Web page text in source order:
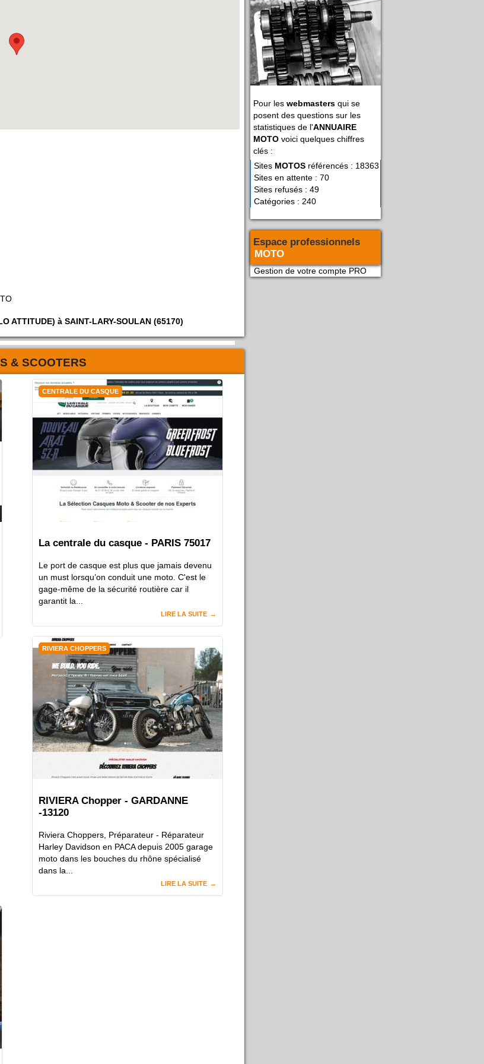
Pour les webmasters qui se
posent des questions sur les
statistiques de l'ANNUAIRE
MOTO voici quelques chiffres
clés :
Sites MOTOS référencés : 18363
Sites en attente : 70
Sites refusés : 49
Catégories : 240
Espace professionnels
MOTO
Gestion de votre compte PRO
à SAINT-LARY-SOULAN (65170)
& SCOOTERS
CENTRALE DU CASQUE
La centrale du casque - PARIS 75017
Le port de casque est plus que jamais devenu
un must lorsqu’on conduit une moto. C'est le
gage-même de la sécurité routière car il
garantit la...
LIRE LA SUITE
RIVIERA CHOPPERS
RIVIERA Chopper - GARDANNE
-13120
Riviera Choppers, Préparateur - Réparateur
Harley Davidson en PACA depuis 2005 garage
moto dans les bouches du rhône spécialisé
dans la...
LIRE LA SUITE